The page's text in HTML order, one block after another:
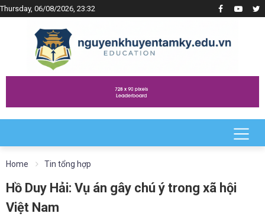
Thursday, 06/08/2026, 23:32
Home Tin tổng hợp
Hồ Duy Hải: Vụ án gây chú ý trong xã hội
Việt Nam